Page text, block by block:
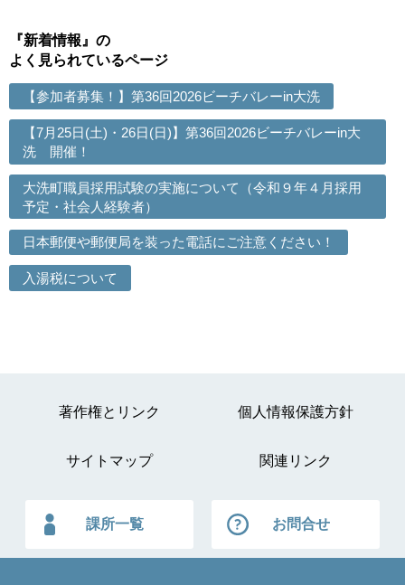
『新着情報』の
よく見られているページ
【参加者募集！】第36回2026ビーチバレーin大洗
【7月25日(土)・26日(日)】第36回2026ビーチバレーin大
洗 開催！
大洗町職員採用試験の実施について（令和９年４月採用
予定・社会人経験者）
日本郵便や郵便局を装った電話にご注意ください！
入湯税について
著作権とリンク 個人情報保護方針
サイトマップ 関連リンク
課所一覧 お問合せ